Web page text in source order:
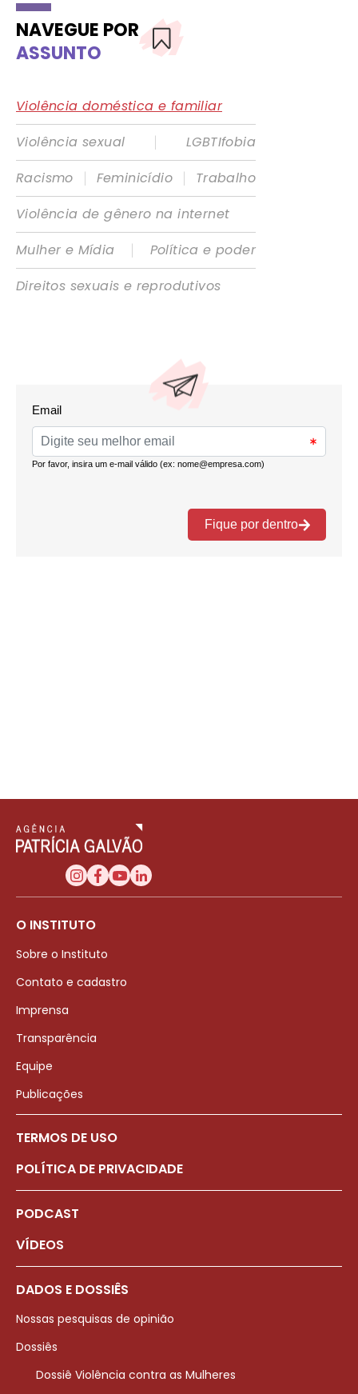
NAVEGUE POR
ASSUNTO
Violência doméstica e familiar
Violência sexual
|
LGBTIfobia
Racismo
| Feminicídio |
Trabalho
Violência de gênero na internet
Mulher e Mídia
|
Política e poder
Direitos sexuais e reprodutivos
O INSTITUTO
Sobre o Instituto
Contato e cadastro
Imprensa
Transparência
Equipe
Publicações
TERMOS DE USO
POLÍTICA DE PRIVACIDADE
PODCAST
VÍDEOS
DADOS E DOSSIÊS
Nossas pesquisas de opinião
Dossiês
Dossiê Violência contra as Mulheres